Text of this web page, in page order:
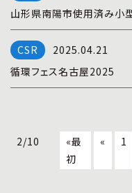
山形県南陽市使用済み小
2025.04.21
循環フェス名古屋2025
2/10
«最
初
« 1